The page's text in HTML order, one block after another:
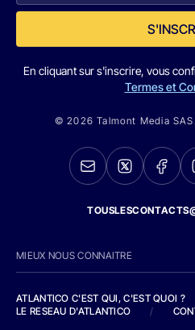
En cliquant sur s'inscrire, vous
Termes et
© 2026 Talmont Media
MIEUX NOUS CONNAITRE
ATLANTICO C'EST QUI, C'EST QUOI ?
LE RESEAU D'ATLANTICO
/